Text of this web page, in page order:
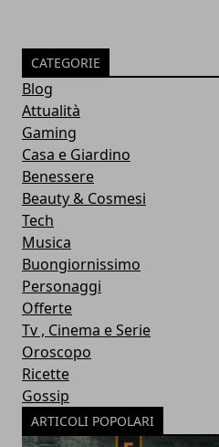
CATEGORIE
Blog
Attualità
Gaming
Casa e Giardino
Benessere
Beauty & Cosmesi
Tech
Musica
Buongiornissimo
Personaggi
Offerte
Tv , Cinema e Serie
Oroscopo
Ricette
Gossip
ARTICOLI POPOLARI